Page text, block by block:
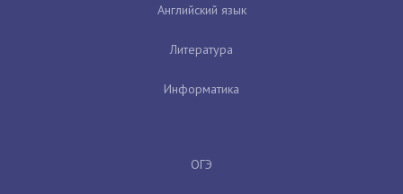
Английский язык
Литература
Информатика
ОГЭ